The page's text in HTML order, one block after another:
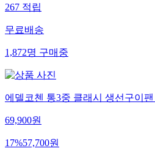
267 적립
무료배송
1,872명 구매중
에델코첸 통3중 클래시 생선구이팬
69,900원
17%57,700원